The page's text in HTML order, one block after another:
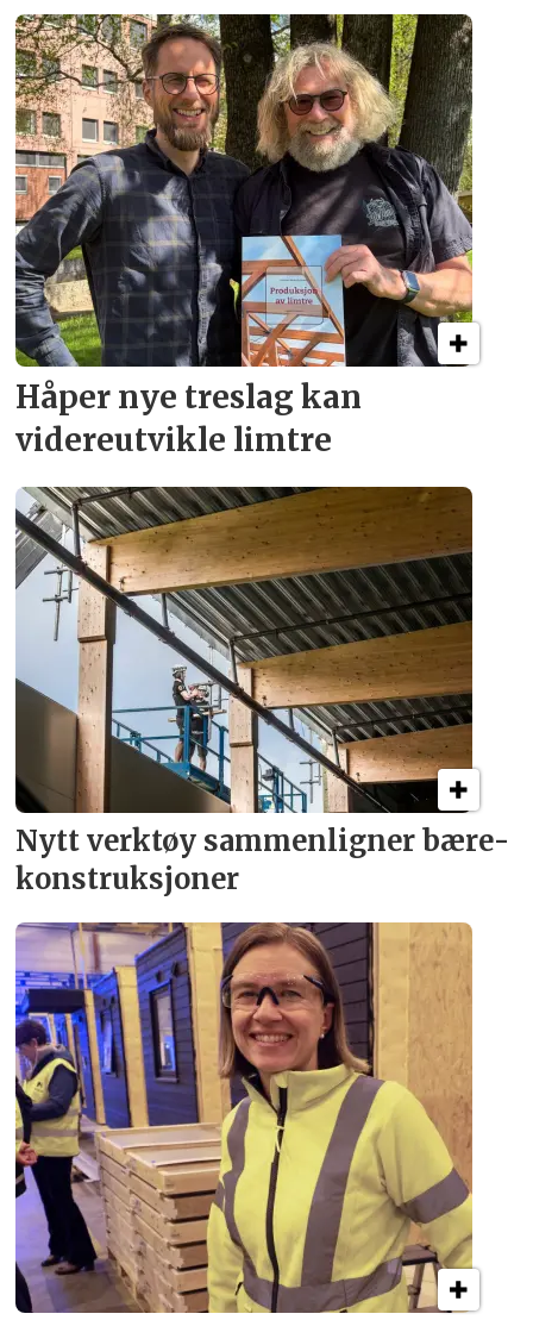
Håper nye treslag kan
videreutvikle limtre
Nytt verktøy sammenligner bære­
konstruksjoner